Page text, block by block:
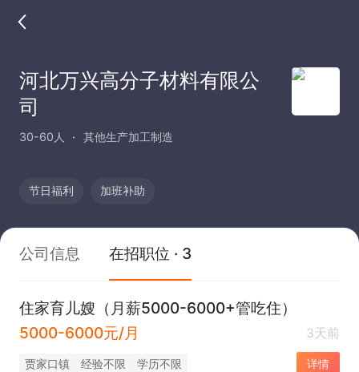
河北万兴高分子材料有限公
司
30-60人 其他生产加工制造
节日福利 加班补助
公司信息 在招职位 · 3
住家育儿嫂（月薪5000-6000+管吃住）
5000-6000元/月
3天前
贾家口镇 经验不限 学历不限 详情